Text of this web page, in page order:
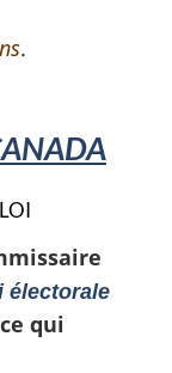
.
électorale
qui